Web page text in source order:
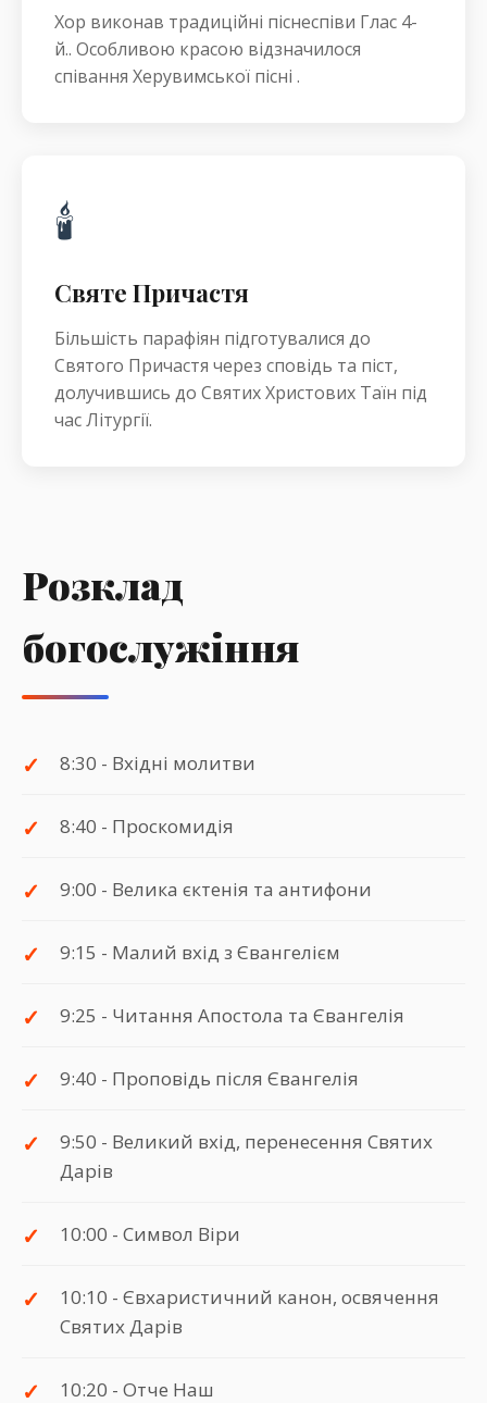
Хор виконав традиційні піснеспіви Глас 4-
й.. Особливою красою відзначилося
співання Херувимської пісні .
🕯️
Святе Причастя
Більшість парафіян підготувалися до
Святого Причастя через сповідь та піст,
долучившись до Святих Христових Таїн під
час Літургії.
Розклад
богослужіння
8:30 - Вхідні молитви
8:40 - Проскомидія
9:00 - Велика єктенія та антифони
9:15 - Малий вхід з Євангелієм
9:25 - Читання Апостола та Євангелія
9:40 - Проповідь після Євангелія
9:50 - Великий вхід, перенесення Святих
Дарів
10:00 - Символ Віри
10:10 - Євхаристичний канон, освячення
Святих Дарів
10:20 - Отче Наш